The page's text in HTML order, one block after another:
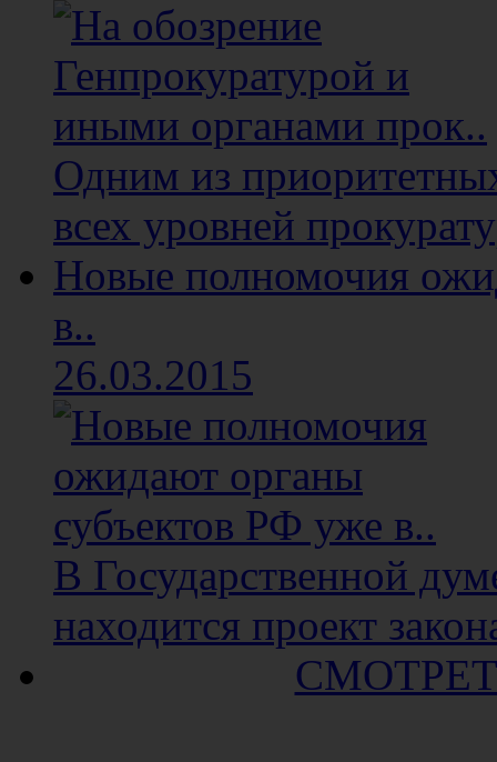
Одним из
всех уровней
Новые полномочия
в..
26.03.2015
В Государственной
находится проект